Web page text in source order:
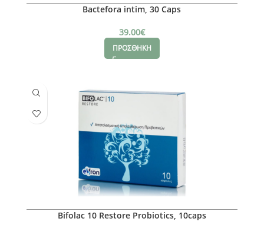
Bactefora intim, 30 Caps
39.00€
ΠΡΟΣΘΗΚΗ
Bifolac 10 Restore Probiotics, 10caps